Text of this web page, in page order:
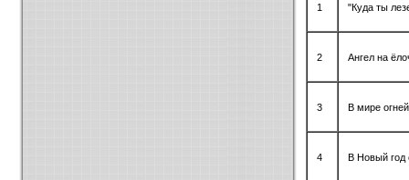
1 "Куда ты
2 Ангел на
3 В мире огней
4 В Новый год